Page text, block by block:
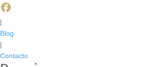
|
Blog
|
Contacto